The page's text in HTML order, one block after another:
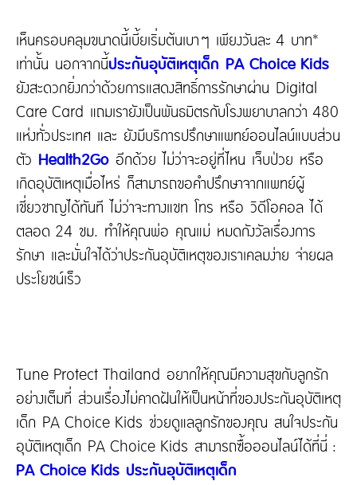
เห็นครอบคลุมขนาดนี้เบี้ยเริ่มต้นเบาๆ เพียงวันละ 4 บาท*
เท่านั้น นอกจากนี้ประกันอุบัติเหตุเด็ก PA Choice Kids
ยังสะดวกยิ่งกว่าด้วยการแสดงสิทธิ์การรักษาผ่าน Digital
Care Card แถมเรายังเป็นพันธมิตรกับโรงพยาบาลกว่า 480
แห่งทั่วประเทศ และ ยังมีบริการปรึกษาแพทย์ออนไลน์แบบส่วน
ตัว Health2Go อีกด้วย ไม่ว่าจะอยู่ที่ไหน เจ็บป่วย หรือ
เกิดอุบัติเหตุเมื่อไหร่ ก็สามารถขอคำปรึกษาจากแพทย์ผู้
เชี่ยวชาญได้ทันที ไม่ว่าจะทางแชท โทร หรือ วิดีโอคอล ได้
ตลอด 24 ชม. ทำให้คุณพ่อ คุณแม่ หมดกังวัลเรื่องการ
รักษา และมั่นใจได้ว่าประกันอุบัติเหตุของเราเคลมง่าย จ่ายผล
ประโยชน์เร็ว
Tune Protect Thailand อยากให้คุณมีความสุขกับลูกรัก
อย่างเต็มที่ ส่วนเรื่องไม่คาดฝันให้เป็นหน้าที่ของประกันอุบัติเหตุ
เด็ก PA Choice Kids ช่วยดูแลลูกรักของคุณ สนใจประกัน
อุบัติเหตุเด็ก PA Choice Kids สามารถซื้อออนไลน์ได้ที่นี่ :
PA Choice Kids ประกันอุบัติเหตุเด็ก